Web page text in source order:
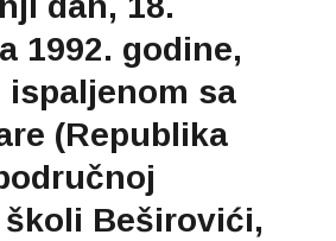
1992. godine,
ispaljenom sa
(Republika
Beširovići,